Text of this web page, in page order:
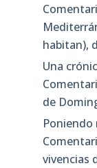
habitan),
Una
de
Poniendo
vivencias